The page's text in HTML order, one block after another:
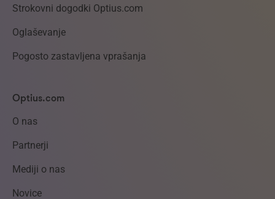
Strokovni dogodki Optius.com
Oglaševanje
Pogosto zastavljena vprašanja
Optius.com
O nas
Partnerji
Mediji o nas
Novice